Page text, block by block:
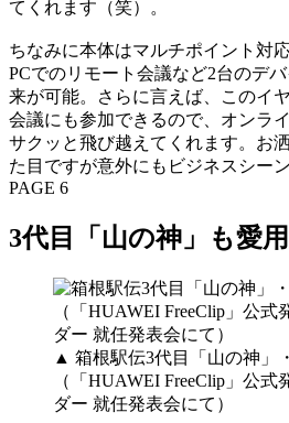
てくれます（笑）。
ちなみに本体はマルチポイント対
PCでのリモート会議など2台のデ
来が可能。さらに言えば、このイ
会議にも参加できるので、オンラ
サクッと飛び越えてくれます。お
た目ですが意外にもビジネスシー
PAGE 6
3代目「山の神」も愛用
▲ 箱根駅伝3代目「山の神」
（「HUAWEI FreeClip」公
ダー 就任発表会にて）